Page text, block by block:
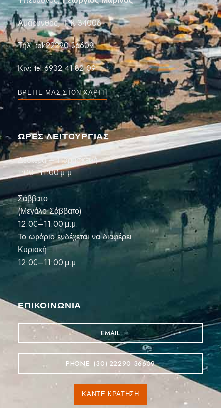
Αμάρυνθος, Τ.Κ 34006
Τηλ:tel:22290 36609
Κιν:tel:6932 41 82 09
ΒΡΕΊΤΕ ΜΑΣ ΣΤΟΝ ΧΆΡΤΗ
ΏΡΕΣ ΛΕΙΤΟΥΡΓΙΑΣ
Δευτέρα – Παρασκευή
1:00–11:00 μ.μ.
Σάββατο
(Μεγάλο Σάββατο)
12:00–11:00 μ.μ.
Το ωράριο ενδέχεται να διαφέρει
Κυριακή
12:00–11:00 μ.μ.
ΕΠΙΚΟΙΝΩΝΊΑ
EMAIL
PHONE: (30) 22290 36609
ΚΆΝΤΕ ΚΡΆΤΗΣΗ